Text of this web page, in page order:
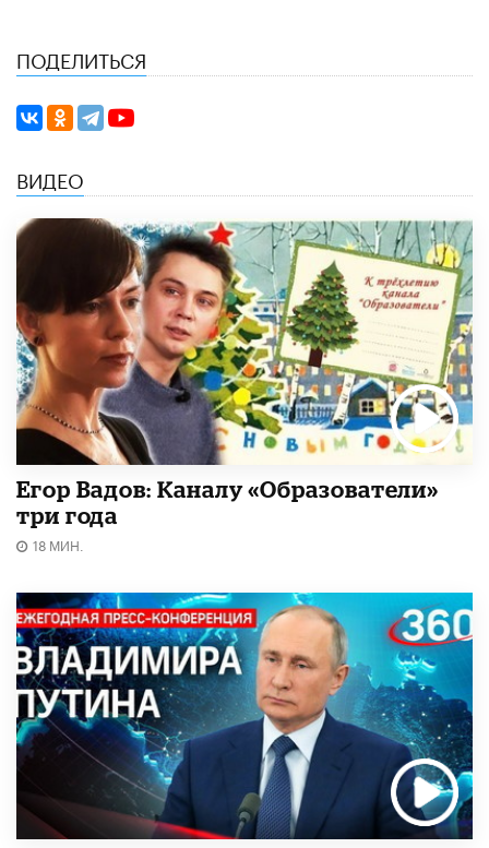
ПОДЕЛИТЬСЯ
ВИДЕО
Егор Вадов: Каналу «Образователи»
три года
18 МИН.